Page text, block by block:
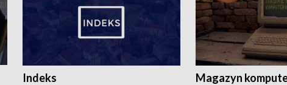
Indeks Magazyn